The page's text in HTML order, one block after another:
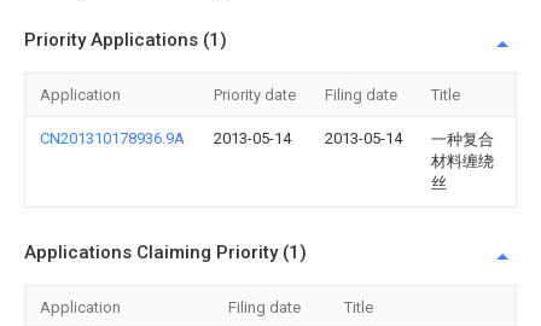
Priority Applications (1)
Application Priority date Filing date Title
CN201310178936.9A 2013-05-14 2013-05-14
一种复合
材料缠绕
丝
Applications Claiming Priority (1)
Application Filing date Title